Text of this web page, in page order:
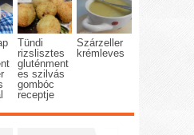
Tündi
rizslisztes
gluténment
es szilvás
gombóc
receptje
Szárzeller
krémleves